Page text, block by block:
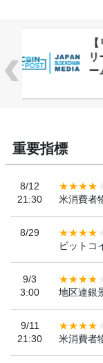
重要指標
8/12
21:30
米消費者
8/29
ビットコ
9/3
3:00
地区連銀
9/11
21:30
米消費者